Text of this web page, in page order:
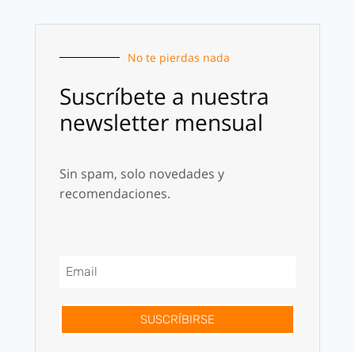
No te pierdas nada
Suscríbete a nuestra
newsletter mensual
Sin spam, solo novedades y
recomendaciones.
SUSCRÍBIRSE